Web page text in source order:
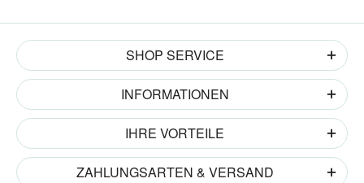
SHOP SERVICE
INFORMATIONEN
IHRE VORTEILE
ZAHLUNGSARTEN & VERSAND